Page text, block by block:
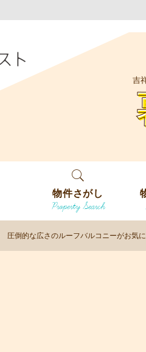
吉
物件さがし
Property Search
す
圧倒的な広さのルーフバルコニーがお気